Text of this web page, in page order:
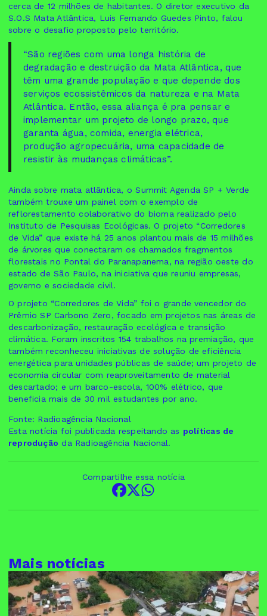
cerca de 12 milhões de habitantes. O diretor executivo da
S.O.S Mata Atlântica, Luis Fernando Guedes Pinto, falou
sobre o desafio proposto pelo território.
“São regiões com uma longa história de
degradação e destruição da Mata Atlântica, que
têm uma grande população e que depende dos
serviços ecossistêmicos da natureza e na Mata
Atlântica. Então, essa aliança é pra pensar e
implementar um projeto de longo prazo, que
garanta água, comida, energia elétrica,
produção agropecuária, uma capacidade de
resistir às mudanças climáticas”.
Ainda sobre mata atlântica, o Summit Agenda SP + Verde
também trouxe um painel com o exemplo de
reflorestamento colaborativo do bioma realizado pelo
Instituto de Pesquisas Ecológicas. O projeto “Corredores
de Vida” que existe há 25 anos plantou mais de 15 milhões
de árvores que conectaram os chamados fragmentos
florestais no Pontal do Paranapanema, na região oeste do
estado de São Paulo, na iniciativa que reuniu empresas,
governo e sociedade civil.
O projeto “Corredores de Vida” foi o grande vencedor do
Prêmio SP Carbono Zero, focado em projetos nas áreas de
descarbonização, restauração ecológica e transição
climática. Foram inscritos 154 trabalhos na premiação, que
também reconheceu iniciativas de solução de eficiência
energética para unidades públicas de saúde; um projeto de
economia circular com reaproveitamento de material
descartado; e um barco-escola, 100% elétrico, que
beneficia mais de 30 mil estudantes por ano.
Fonte: Radioagência Nacional
Esta notícia foi publicada respeitando as políticas de
reprodução da Radioagência Nacional.
Compartilhe essa notícia
Mais notícias